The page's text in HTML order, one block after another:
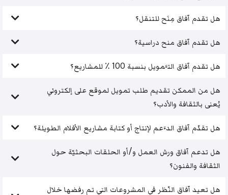
هل تقدم آفاق مِنَح للتنقل؟
هل تقدم آفاق منح دراسية؟
هل تقدم آفاق التَّمويل بنسبة 100 ٪ للمشاريع؟
هل من الممكن تقديم طلب تمويل لموقع على إلكتروني
يُعنى بالثقافة والأدب؟
هل تقدّم آفاق الدَّعم لإنتاج أو كتابة مشاريع الأفلام الطويلة؟
هل تدعم آفاق ورش العمل و/أو الحلقات البحثيّة حول
الثقافة والفنون؟
هل تعيد آفاق النّظر في المشروعات التي تم رفضها خلال